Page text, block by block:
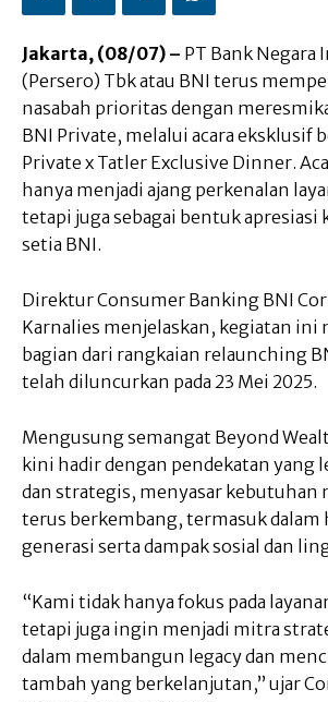
Jakarta, (08/07) – PT Bank Negara
(Persero) Tbk atau BNI terus
nasabah prioritas dengan
BNI Private, melalui acara eksklusif
Private x Tatler Exclusive Dinner.
hanya menjadi ajang perkenalan
tetapi juga sebagai bentuk apresiasi
setia BNI.
Direktur Consumer Banking BNI
Karnalies menjelaskan, kegiatan ini
bagian dari rangkaian relaunching
telah diluncurkan pada 23 Mei 2025.
Mengusung semangat Beyond
kini hadir dengan pendekatan yang
dan strategis, menyasar kebutuhan
terus berkembang, termasuk dalam
generasi serta dampak sosial dan
“Kami tidak hanya fokus pada
tetapi juga ingin menjadi mitra
dalam membangun legacy dan
tambah yang berkelanjutan,” ujar